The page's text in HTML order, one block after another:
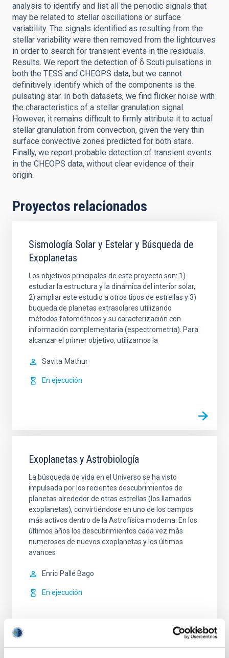
analysis to identify and list all the periodic signals that
may be related to stellar oscillations or surface
variability. The signals identified as resulting from the
stellar variability were then removed from the lightcurves
in order to search for transient events in the residuals.
Results. We report the detection of δ Scuti pulsations in
both the TESS and CHEOPS data, but we cannot
definitively identify which of the components is the
pulsating star. In both datasets, we find flicker noise with
the characteristics of a stellar granulation signal.
However, it remains difficult to firmly attribute it to actual
stellar granulation from convection, given the very thin
surface convective zones predicted for both stars.
Finally, we report probable detection of transient events
in the CHEOPS data, without clear evidence of their
origin.
Proyectos relacionados
Sismología Solar y Estelar y Búsqueda de
Exoplanetas
Los objetivos principales de este proyecto son: 1)
estudiar la estructura y la dinámica del interior solar,
2) ampliar este estudio a otros tipos de estrellas y 3)
buqueda de planetas extrasolares utilizando
métodos fotométricos y su caracterización con
información complementaria (espectrometría). Para
alcanzar el primer objetivo, utilizamos la
Savita Mathur
En ejecución
Exoplanetas y Astrobiología
La búsqueda de vida en el Universo se ha visto
impulsada por los recientes descubrimientos de
planetas alrededor de otras estrellas (los llamados
exoplanetas), convirtiéndose en uno de los campos
más activos dentro de la Astrofísica moderna. En los
últimos años los descubrimientos cada vez más
numerosos de nuevos exoplanetas y los últimos
avances
Enric Pallé Bago
En ejecución